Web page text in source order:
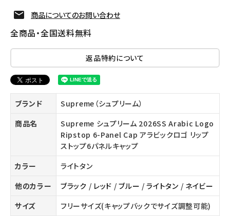
商品についてのお問い合わせ
全商品・全国送料無料
返品特約について
ブランド
Supreme（シュプリーム）
商品名
Supreme シュプリーム 2026SS Arabic Logo
Ripstop 6-Panel Cap アラビックロゴ リップ
ストップ6パネルキャップ
カラー
ライトタン
他のカラー
ブラック / レッド /ブルー /ライトタン / ネイビー
サイズ
フリーサイズ(キャップバックでサイズ調整可能)